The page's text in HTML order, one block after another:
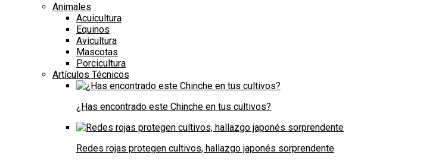
Animales
Acuicultura
Equinos
Avicultura
Mascotas
Porcicultura
Artículos Técnicos
¿Has encontrado este Chinche en tus cultivos?
Redes rojas protegen cultivos, hallazgo japonés sorprendente